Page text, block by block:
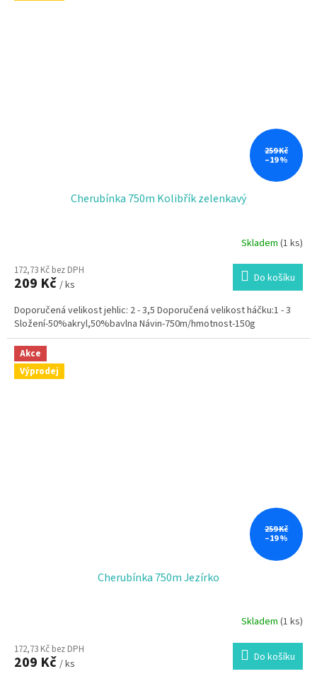
259 Kč
–19 %
Cherubínka 750m Kolibřík zelenkavý
Skladem (1 ks)
172,73 Kč bez DPH
209 Kč / ks Do košíku
Doporučená velikost jehlic: 2 - 3,5 Doporučená velikost háčku:1 - 3
Složení-50%akryl,50%bavlna Návin-750m/hmotnost-150g
Akce
Výprodej
259 Kč
–19 %
Cherubínka 750m Jezírko
Skladem (1 ks)
172,73 Kč bez DPH
209 Kč / ks Do košíku